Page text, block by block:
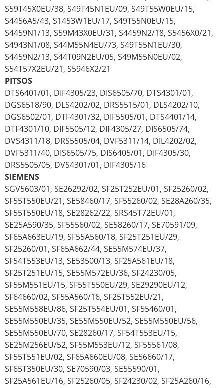
S59T45X0EU/38, S49T45N1EU/09, S49T55W0EU/15,
S4456A5/43, S1453W1EU/17, S49T55N0EU/15,
S4459N1/13, S59M43X0EU/31, S4459N2/18, S5456X0/21,
S4943N1/08, S44M55N4EU/73, S49T55N1EU/30,
S4459N2/13, S44T09N2EU/05, S49M55N0EU/02,
S54T57X2EU/21, S5946X2/21
PITSOS
DTS6401/01, DIF4305/23, DIS6505/70, DTS4301/01,
DGS6518/90, DLS4202/02, DRS5515/01, DLS4202/10,
DGS6502/01, DTF4301/32, DIF5505/01, DTS4401/14,
DTF4301/10, DIF5505/12, DIF4305/27, DIS6505/74,
DVS4311/18, DRS5505/04, DVF5311/14, DIL4202/02,
DVF5311/40, DIS6505/75, DIS6405/01, DIF4305/30,
DRS5505/05, DVS4301/01, DIF4305/16
SIEMENS
SGV5603/01, SE26292/02, SF25T252EU/01, SF25260/02,
SF55T550EU/21, SE58460/17, SF55260/02, SE28A260/35,
SF55T550EU/18, SE28262/22, SRS45T72EU/01,
SE25A590/35, SF55560/02, SE58260/17, SE70591/09,
SF65A663EU/19, SF55A560/18, SF25T251EU/29,
SF25260/01, SF65A662/44, SE55M574EU/37,
SF54T553EU/13, SE53500/13, SF25A561EU/18,
SF25T251EU/15, SE55M572EU/36, SF24230/05,
SF55M551EU/15, SF55T550EU/29, SE29290EU/12,
SF64660/02, SF55A560/16, SF25T552EU/21,
SE55M558EU/86, SF25T554EU/01, SF55460/01,
SE55M550EU/35, SE55M550EU/52, SE55M550EU/56,
SE55M550EU/70, SE28260/17, SF54T553EU/15,
SE25M256EU/52, SF55M553EU/12, SF55561/08,
SF55T551EU/02, SF65A660EU/08, SE56660/17,
SF65T350EU/30, SE70590/03, SE55590/01,
SF25A561EU/16, SF25260/05, SF24230/02, SF25A260/16,